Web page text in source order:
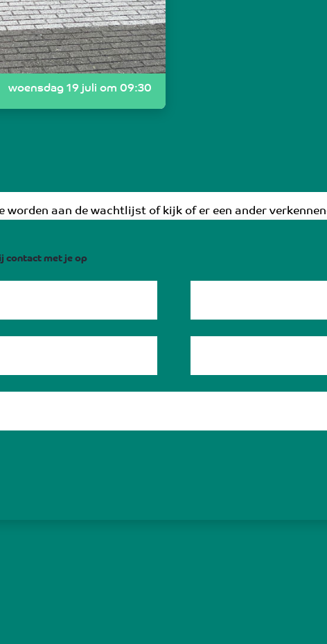
woensdag 19 juli om 09:30
worden aan de wachtlijst of kijk of er een ander
contact met je op